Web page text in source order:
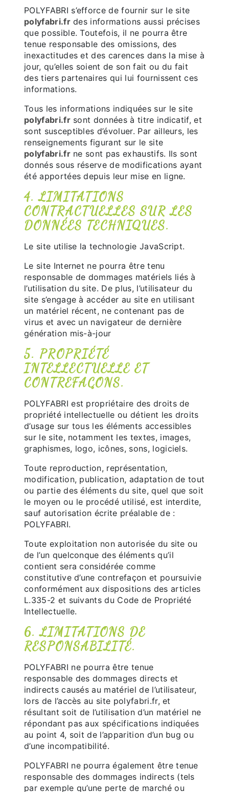
POLYFABRI s’efforce de fournir sur le site
polyfabri.frdes informations aussi précises
que possible. Toutefois, il ne pourra être
tenue responsable des omissions, des
inexactitudes et des carences dans la mise à
jour, qu’elles soient de son fait ou du fait
des tiers partenaires qui lui fournissent ces
informations.
Tous les informations indiquées sur le site
polyfabri.frsont données à titre indicatif, et
sont susceptibles d’évoluer. Par ailleurs, les
renseignements figurant sur le site
polyfabri.frne sont pas exhaustifs. Ils sont
donnés sous réserve de modifications ayant
été apportées depuis leur mise en ligne.
4. LIMITATIONS
CONTRACTUELLES SUR LES
DONNÉES TECHNIQUES.
Le site utilise la technologie JavaScript.
Le site Internet ne pourra être tenu
responsable de dommages matériels liés à
l’utilisation du site. De plus, l’utilisateur du
site s’engage à accéder au site en utilisant
un matériel récent, ne contenant pas de
virus et avec un navigateur de dernière
génération mis-à-jour
5. PROPRIÉTÉ
INTELLECTUELLE ET
CONTREFAÇONS.
POLYFABRI est propriétaire des droits de
propriété intellectuelle ou détient les droits
d’usage sur tous les éléments accessibles
sur le site, notamment les textes, images,
graphismes, logo, icônes, sons, logiciels.
Toute reproduction, représentation,
modification, publication, adaptation de tout
ou partie des éléments du site, quel que soit
le moyen ou le procédé utilisé, est interdite,
sauf autorisation écrite préalable de :
POLYFABRI.
Toute exploitation non autorisée du site ou
de l’un quelconque des éléments qu’il
contient sera considérée comme
constitutive d’une contrefaçon et poursuivie
conformément aux dispositions des articles
L.335-2 et suivants du Code de Propriété
Intellectuelle.
6. LIMITATIONS DE
RESPONSABILITÉ.
POLYFABRI ne pourra être tenue
responsable des dommages directs et
indirects causés au matériel de l’utilisateur,
lors de l’accès au site polyfabri.fr, et
résultant soit de l’utilisation d’un matériel ne
répondant pas aux spécifications indiquées
au point 4, soit de l’apparition d’un bug ou
d’une incompatibilité.
POLYFABRI ne pourra également être tenue
responsable des dommages indirects (tels
par exemple qu’une perte de marché ou